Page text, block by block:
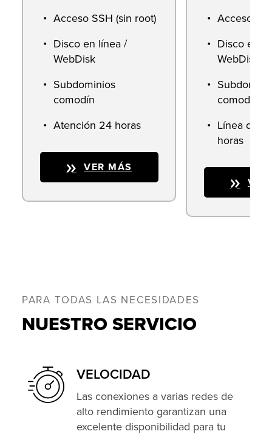
Acceso SSH (sin root)
Disco en línea /
WebDisk
Subdominios
comodín
Atención 24 horas
VER MÁS
Acceso
Disco en
WebDisk
comodín
Línea
horas
PARA TODAS LAS NECESIDADES
NUESTRO SERVICIO
VELOCIDAD
Las conexiones a varias redes de
alto rendimiento garantizan una
excelente disponibilidad para tu